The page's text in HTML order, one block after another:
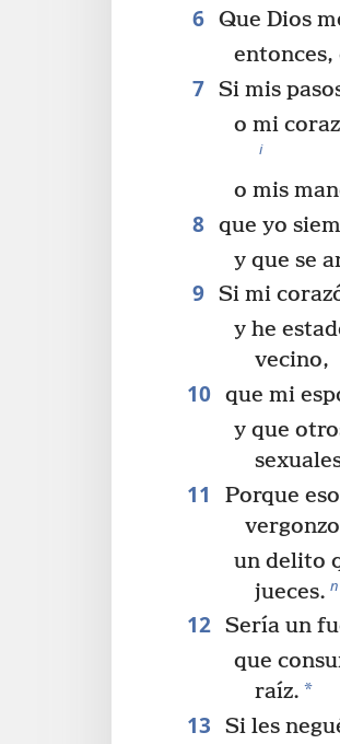
6 Que Dios
entonces,
7 Si mis
o mi
i
o mis
8 que yo
y que se
9 Si mi
y he
vecino,
10 que mi
y que
11
Porque
un delito
jueces. n
12 Sería un
que
raíz. *
13
Si les